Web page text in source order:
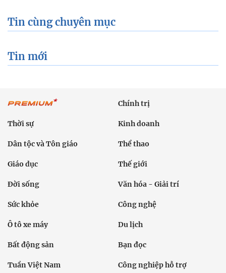
Tin cùng chuyên mục
Tin mới
Chính trị
Thời sự Kinh doanh
Dân tộc và Tôn giáo Thể thao
Giáo dục Thế giới
Đời sống Văn hóa - Giải trí
Sức khỏe Công nghệ
Ô tô xe máy Du lịch
Bất động sản Bạn đọc
Tuần Việt Nam Công nghiệp hỗ trợ